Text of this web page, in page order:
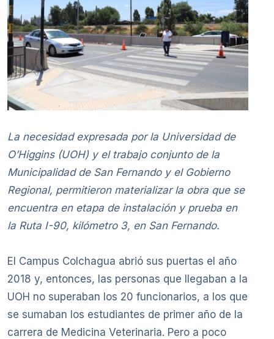
La necesidad expresada por la Universidad de
O’Higgins (UOH) y el trabajo conjunto de la
Municipalidad de San Fernando y el Gobierno
Regional, permitieron materializar la obra que se
encuentra en etapa de instalación y prueba en
la Ruta I-90, kilómetro 3, en San Fernando.
El Campus Colchagua abrió sus puertas el año
2018 y, entonces, las personas que llegaban a la
UOH no superaban los 20 funcionarios, a los que
se sumaban los estudiantes de primer año de la
carrera de Medicina Veterinaria. Pero a poco